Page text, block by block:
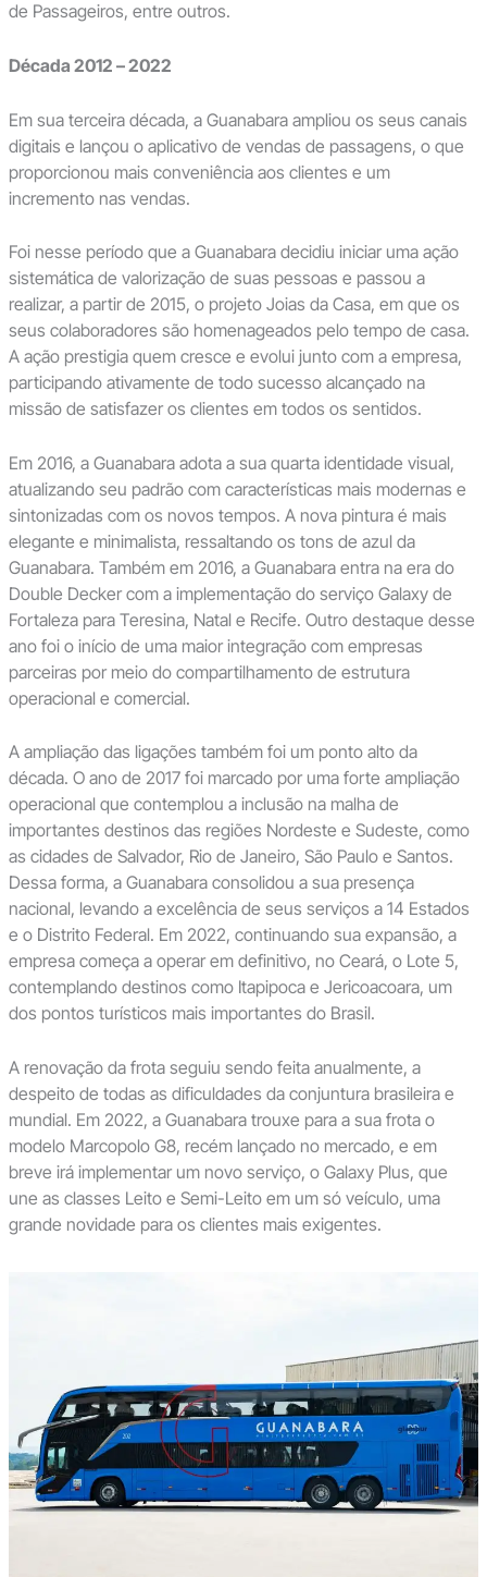
de Passageiros, entre outros.
Década 2012 – 2022
Em sua terceira década, a Guanabara ampliou os seus canais
digitais e lançou o aplicativo de vendas de passagens, o que
proporcionou mais conveniência aos clientes e um
incremento nas vendas.
Foi nesse período que a Guanabara decidiu iniciar uma ação
sistemática de valorização de suas pessoas e passou a
realizar, a partir de 2015, o projeto Joias da Casa, em que os
seus colaboradores são homenageados pelo tempo de casa.
A ação prestigia quem cresce e evolui junto com a empresa,
participando ativamente de todo sucesso alcançado na
missão de satisfazer os clientes em todos os sentidos.
Em 2016, a Guanabara adota a sua quarta identidade visual,
atualizando seu padrão com características mais modernas e
sintonizadas com os novos tempos. A nova pintura é mais
elegante e minimalista, ressaltando os tons de azul da
Guanabara. Também em 2016, a Guanabara entra na era do
Double Decker com a implementação do serviço Galaxy de
Fortaleza para Teresina, Natal e Recife. Outro destaque desse
ano foi o início de uma maior integração com empresas
parceiras por meio do compartilhamento de estrutura
operacional e comercial.
A ampliação das ligações também foi um ponto alto da
década. O ano de 2017 foi marcado por uma forte ampliação
operacional que contemplou a inclusão na malha de
importantes destinos das regiões Nordeste e Sudeste, como
as cidades de Salvador, Rio de Janeiro, São Paulo e Santos.
Dessa forma, a Guanabara consolidou a sua presença
nacional, levando a excelência de seus serviços a 14 Estados
e o Distrito Federal. Em 2022, continuando sua expansão, a
empresa começa a operar em definitivo, no Ceará, o Lote 5,
contemplando destinos como Itapipoca e Jericoacoara, um
dos pontos turísticos mais importantes do Brasil.
A renovação da frota seguiu sendo feita anualmente, a
despeito de todas as dificuldades da conjuntura brasileira e
mundial. Em 2022, a Guanabara trouxe para a sua frota o
modelo Marcopolo G8, recém lançado no mercado, e em
breve irá implementar um novo serviço, o Galaxy Plus, que
une as classes Leito e Semi-Leito em um só veículo, uma
grande novidade para os clientes mais exigentes.